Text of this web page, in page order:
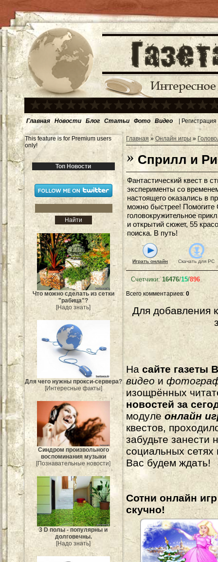
Главная Новости Блог Статьи Фото Видео | Регистрация
This feature is for Premium users
only!
Топ Новости
Что можно сделать из сетки
"рабица"?
[Надо знать]
Для чего нужны прокси-сервера?
[Интересные факты]
Синдром произвольного
воспоминания музыки
[Познавательные новости]
3 D полы - популярны и
долговечны.
[Надо знать]
Главная » Онлайн игры »
Сприлл и
Фантастический квест в
эксперименты со
настоящего оказались в
можно быстрее! Помогите
головокружительное
и открытий сюжет, 55
поиска. В путь!
Играть онлайн Скачать для PC
Счетчики:16476/15/896
Всего комментариев: 0
Для добавления
На сайте газеты
видео и
изощрённых
новостей за
модуле онлайн
квестов,
забудьте
социальных
Вас будем ждать!
Сотни онлайн
скучно!